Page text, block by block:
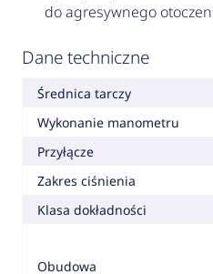
do agresywnego
Dane techniczne
Średnica tarczy
Wykonanie manometru
Przyłącze
Zakres ciśnienia
Klasa dokładności
Obudowa